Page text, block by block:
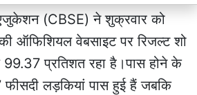
(CBSE) ने शुक्रवार को
ऑफिशियल वेबसाइट पर रिजल्ट शो
प्रतिशत रहा है।पास होने के
लड़कियां पास हुई हैं जबकि